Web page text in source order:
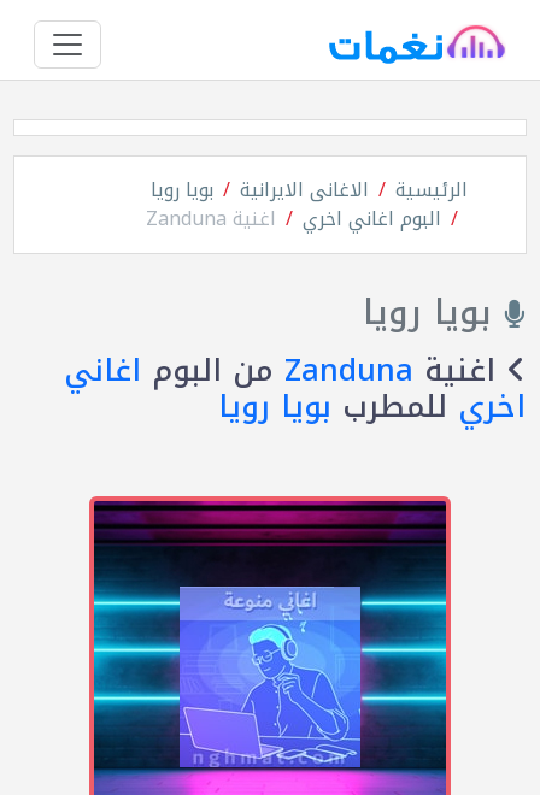
الرئيسية الاغانى الايرانية بويا رويا
البوم اغاني اخري اغنية Zanduna
بويا رويا
اغنية Zanduna من البوم اغاني
اخري للمطرب بويا رويا